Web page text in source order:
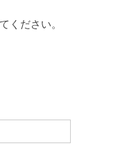
ください。